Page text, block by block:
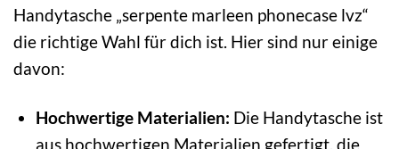
Handytasche „serpente marleen phonecase lvz“
die richtige Wahl für dich ist. Hier sind nur einige
davon:
Hochwertige Materialien: Die Handytasche ist
aus hochwertigen Materialien gefertigt, die